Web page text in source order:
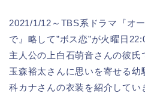
2021/1/12～TBS系ドラマ『オ
で』略して”ボス恋”が火曜日
主人公の上白石萌音さんの彼
玉森裕太さんに思いを寄せる幼
科カナさんの衣装を紹介してい